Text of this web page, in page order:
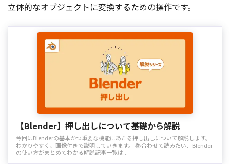
立体的なオブジェクトに変換するための操作です。
【Blender】押し出しについて基礎から解説
今回はBlenderの基本かつ重要な機能にあたる押し出しについて解説します。
わかりやすく、画像付きで説明していきます。 📚合わせて読みたい、Blender
の使い方がまとめてわかる解説記事一覧は...